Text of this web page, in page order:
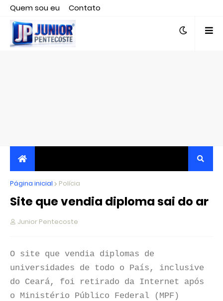
Quem sou eu
Contato
Editor responsável, jornalista Clovis Almeida.
JORNALISMO INDEPENDENTE, TRANSPARENTE E
CRÍTICO
Página inicial Polícia
Site que vendia diploma sai do ar
Junior Pentecoste
O site que vendia diplomas de
universidades de todo o País, inclusive
do Ceará, foi retirado da Internet após
o Ministério Público Federal (MPF)